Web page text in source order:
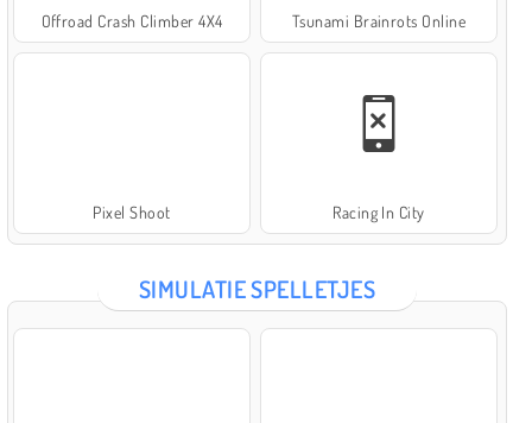
Offroad Crash Climber 4X4 Tsunami Brainrots Online
Pixel Shoot Racing In City
SIMULATIE SPELLETJES